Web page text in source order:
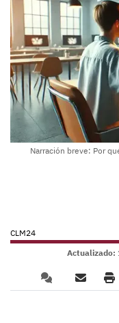
Narración breve: Por
CLM24
Actualizado: